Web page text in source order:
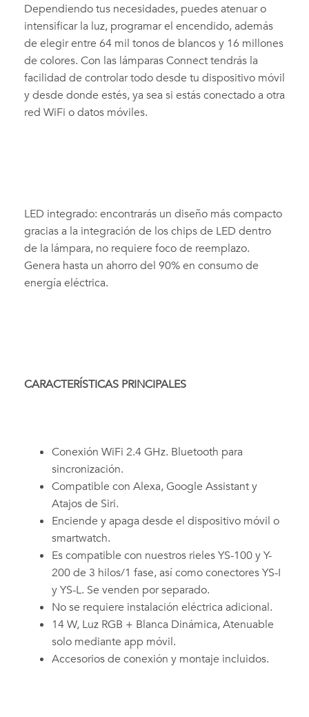
Dependiendo tus necesidades, puedes atenuar o
intensificar la luz, programar el encendido, además
de elegir entre 64 mil tonos de blancos y 16 millones
de colores. Con las lámparas Connect tendrás la
facilidad de controlar todo desde tu dispositivo móvil
y desde donde estés, ya sea si estás conectado a otra
red WiFi o datos móviles.
LED integrado: encontrarás un diseño más compacto
gracias a la integración de los chips de LED dentro
de la lámpara, no requiere foco de reemplazo.
Genera hasta un ahorro del 90% en consumo de
energía eléctrica.
CARACTERÍSTICAS PRINCIPALES
Conexión WiFi 2.4 GHz. Bluetooth para
sincronización.
Compatible con Alexa, Google Assistant y
Atajos de Siri.
Enciende y apaga desde el dispositivo móvil o
smartwatch.
Es compatible con nuestros rieles YS-100 y Y-
200 de 3 hilos/1 fase, así como conectores YS-I
y YS-L. Se venden por separado.
No se requiere instalación eléctrica adicional.
14 W, Luz RGB + Blanca Dinámica, Atenuable
solo mediante app móvil.
Accesorios de conexión y montaje incluidos.